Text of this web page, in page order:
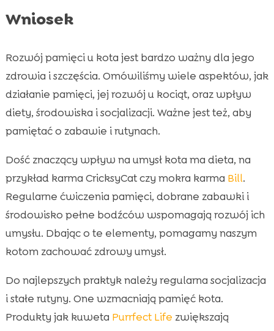
Wniosek
Rozwój pamięci u kota jest bardzo ważny dla jego
zdrowia i szczęścia. Omówiliśmy wiele aspektów, jak
działanie pamięci, jej rozwój u kociąt, oraz wpływ
diety, środowiska i socjalizacji. Ważne jest też, aby
pamiętać o zabawie i rutynach.
Dość znaczący wpływ na umysł kota ma dieta, na
przykład karma CricksyCat czy mokra karma Bill.
Regularne ćwiczenia pamięci, dobrane zabawki i
środowisko pełne bodźców wspomagają rozwój ich
umysłu. Dbając o te elementy, pomagamy naszym
kotom zachować zdrowy umysł.
Do najlepszych praktyk należy regularna socjalizacja
i stałe rutyny. One wzmacniają pamięć kota.
Produkty jak kuweta Purrfect Life zwiększają